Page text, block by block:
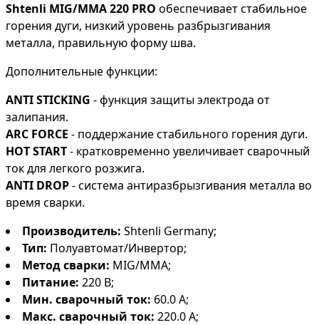
Shtenli МIG/MMA 220 PRO обеспечивает стабильное
горения дуги, низкий уровень разбрызгивания
металла, правильную форму шва.
Дополнительные функции:
ANTI STICKING - функция защиты электрода от
залипания.
ARC FORCE - поддержание стабильного горения дуги.
HOT START- кратковременно увеличивает сварочный
ток для легкого розжига.
ANTI DROP- система антиразбрызгивания металла во
время сварки.
Производитель: Shtenli Germany;
Тип: Полуавтомат/Инвертор;
Метод сварки: MIG/MMA;
Питание: 220 В;
Мин. сварочный ток: 60.0 А;
Макс. сварочный ток: 220.0 А;